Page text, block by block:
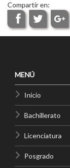
Compartir en:
MENÚ
Inicio
Bachillerato
Licenciatura
Posgrado